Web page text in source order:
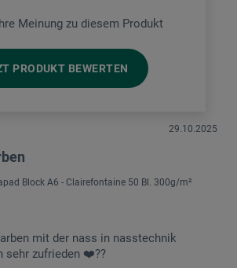
Meinung zu diesem Produkt
PRODUKT BEWERTEN
29.10.2025
Block A6 - Clairefontaine 50 Bl. 300g/m²
mit der nass in nasstechnik
sehr zufrieden ❤️??